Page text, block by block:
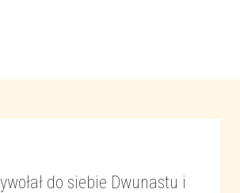
do siebie Dwunastu i